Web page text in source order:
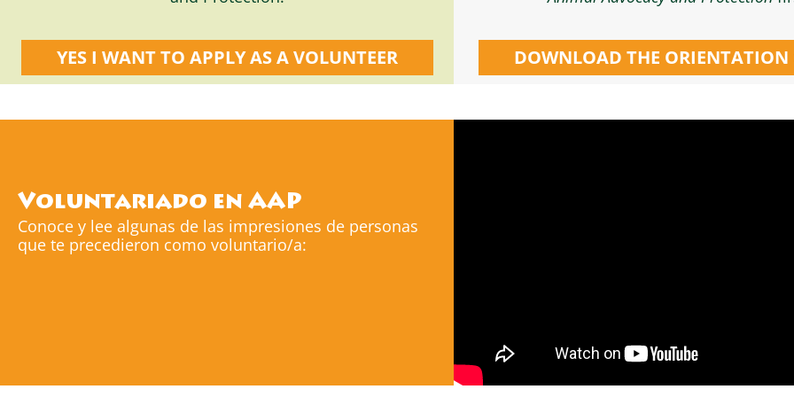
YES I WANT TO APPLY AS A VOLUNTEER DOWNLOAD THE ORIENTATION
Voluntariado en AAP
Conoce y lee algunas de las impresiones de personas
que te precedieron como voluntario/a: